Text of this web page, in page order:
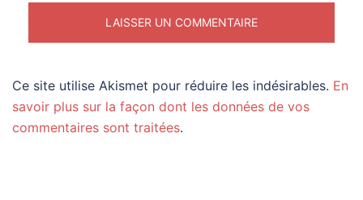
Ce site utilise Akismet pour réduire les indésirables. En
savoir plus sur la façon dont les données de vos
commentaires sont traitées.